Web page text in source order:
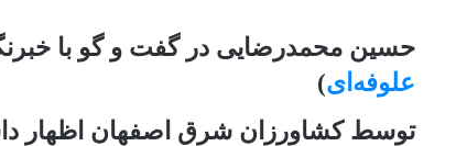
حسین محمدرضایی در گفت و گو با
علوفه‌ای)
توسط کشاورزان شرق اصفهان اظهار